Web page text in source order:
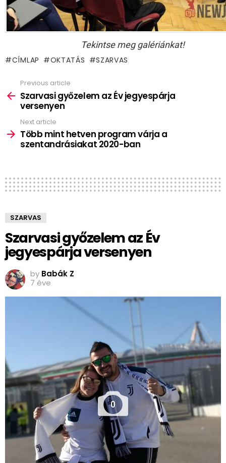
Tekintse meg galériánkat!
CÍMLAP OKTATÁS SZARVAS
more
Previous article
Szarvasi győzelem az Év jegyespárja
versenyen
Next article
Több mint hetven program várja a
szentandrásiakat 2020-ban
SZARVAS
Szarvasi győzelem az Év
jegyespárja versenyen
by Babák Z
7 éve
0